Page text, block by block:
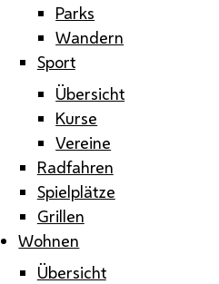
Parks
Wandern
Sport
Übersicht
Kurse
Vereine
Radfahren
Spielplätze
Grillen
Wohnen
Übersicht